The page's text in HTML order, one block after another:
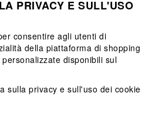
PRIVACY E SULL'USO
consentire agli utenti di
della piattaforma di shopping
disponibili sul
sulla privacy e sull'uso dei cookie